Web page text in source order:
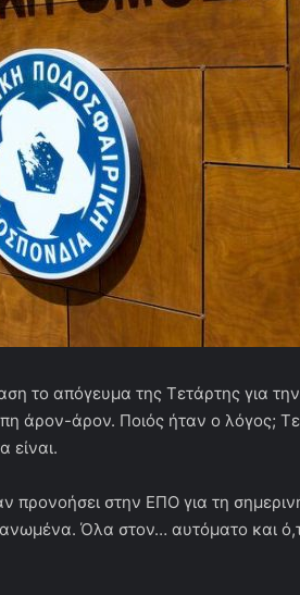
το απόγευμα της Τετάρτης για
άρον-άρον. Ποιός ήταν ο λόγος;
είναι.
στην ΕΠΟ για τη
Όλα στον… αυτόματο και ό,τι